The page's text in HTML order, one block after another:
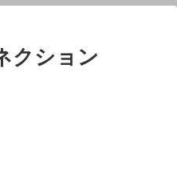
クション